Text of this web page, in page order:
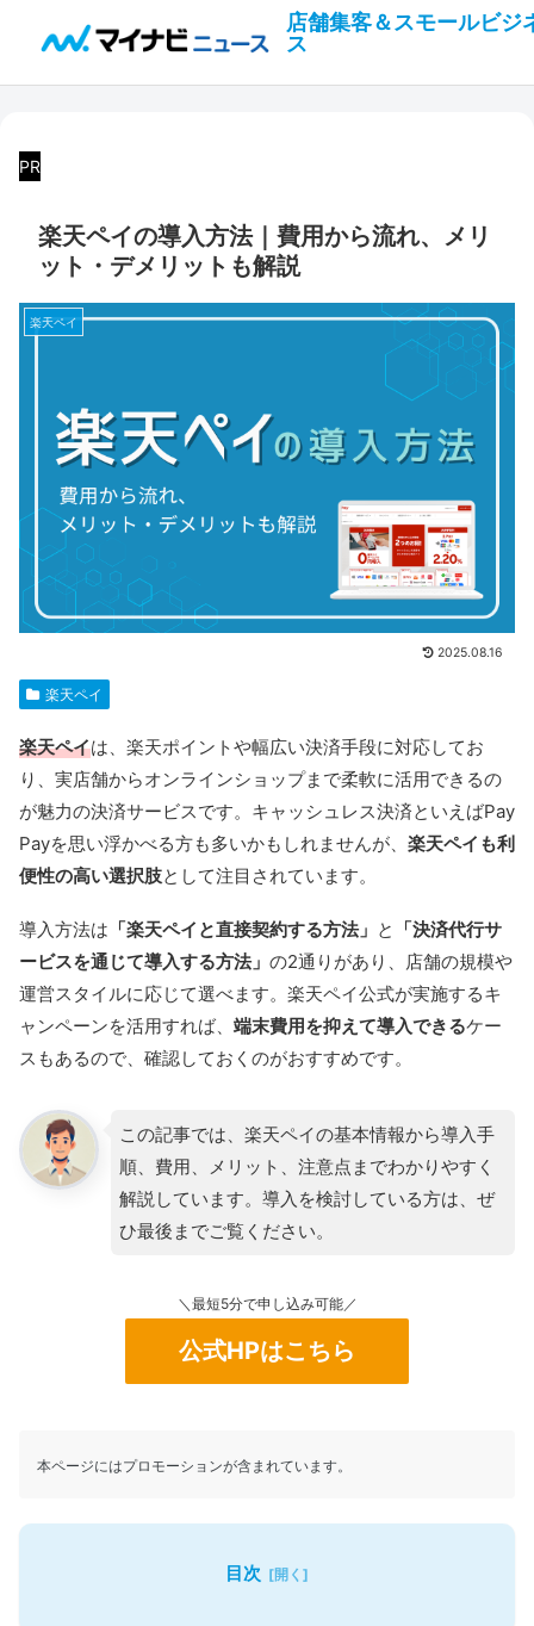
店舗集客＆スモールビジ
ス
PR
楽天ペイの導入方法｜費用から流れ、メリ
ット・デメリットも解説
楽天ペイ
2025.08.16
楽天ペイ
楽天ペイは、楽天ポイントや幅広い決済手段に対応してお
り、実店舗からオンラインショップまで柔軟に活用できるの
が魅力の決済サービスです。キャッシュレス決済といえばPay
Payを思い浮かべる方も多いかもしれませんが、 楽天ペイも利
便性の高い選択肢として注目されています。
導入方法は 「楽天ペイと直接契約する方法」 と
「決済代行サ
ービスを通じて導入する方法」 の2通りがあり、店舗の規模や
運営スタイルに応じて選べます。楽天ペイ公式が実施するキ
ャンペーンを活用すれば、 端末費用を抑えて導入できるケー
スもあるので、確認しておくのがおすすめです。
この記事では、楽天ペイの基本情報から導入手
順、費用、メリット、注意点までわかりやすく
解説しています。導入を検討している方は、ぜ
ひ最後までご覧ください。
＼最短5分で申し込み可能／
公式HPはこちら
本ページにはプロモーションが含まれています。
目次